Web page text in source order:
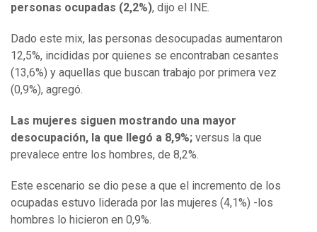
personas ocupadas (2,2%), dijo el INE.
Dado este mix, las personas desocupadas aumentaron
12,5%, incididas por quienes se encontraban cesantes
(13,6%) y aquellas que buscan trabajo por primera vez
(0,9%), agregó.
Las mujeres siguen mostrando una mayor
desocupación, la que llegó a 8,9%; versus la que
prevalece entre los hombres, de 8,2%.
Este escenario se dio pese a que el incremento de los
ocupadas estuvo liderada por las mujeres (4,1%) -los
hombres lo hicieron en 0,9%.